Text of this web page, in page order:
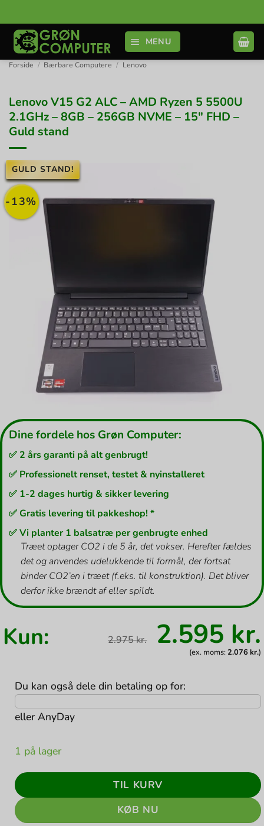
til
indhold
MENU
Forside / Bærbare Computere / Lenovo
Lenovo V15 G2 ALC – AMD Ryzen 5 5500U
2.1GHz – 8GB – 256GB NVME – 15″ FHD –
Guld stand
-13%
GULD STAND!
Dine fordele hos Grøn Computer:
✅ 2 års garanti på alt genbrugt!
✅ Professionelt renset, testet & nyinstalleret
✅ 1-2 dages hurtig & sikker levering
✅ Gratis levering til pakkeshop! *
✅ Vi planter 1 balsatræ per genbrugte enhed
Træet optager CO2 i de 5 år, det vokser. Herefter fældes
det og anvendes udelukkende til formål, der fortsat
binder CO2’en i træet (f.eks. til konstruktion). Det bliver
derfor ikke brændt af eller spildt.
Kun: 2.975kr. Den
pris
var:
2.975 kr..
2.595 kr.
(ex. moms:2.076 kr.)
Du kan også dele din betaling op for:
ellerAnyDay
1 på lager
TIL KURV
KØB NU